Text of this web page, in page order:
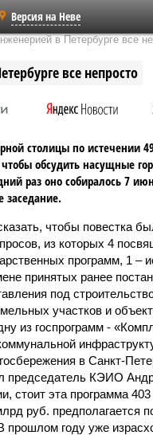
Версия на Неве
в Петербурге все
все непросто
столицы по истечении
обсудить насущные
раз оно собиралось 7
заседание.
чтобы повестка
из которых 4
программ, 1 –
принятых ранее
под
участков и
из госпрограмм -
в Санкт-
председатель КЭИО
стоит эта программа
руб. предполагается
прошлом году уже